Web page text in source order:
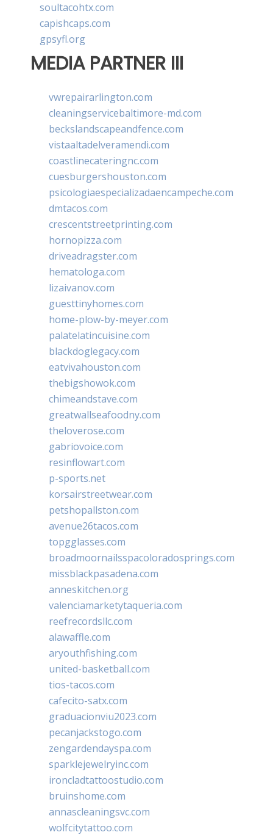
soultacohtx.com
capishcaps.com
gpsyfl.org
MEDIA PARTNER III
vwrepairarlington.com
cleaningservicebaltimore-md.com
beckslandscapeandfence.com
vistaaltadelveramendi.com
coastlinecateringnc.com
cuesburgershouston.com
psicologiaespecializadaencampeche.com
dmtacos.com
crescentstreetprinting.com
hornopizza.com
driveadragster.com
hematologa.com
lizaivanov.com
guesttinyhomes.com
home-plow-by-meyer.com
palatelatincuisine.com
blackdoglegacy.com
eatvivahouston.com
thebigshowok.com
chimeandstave.com
greatwallseafoodny.com
theloverose.com
gabriovoice.com
resinflowart.com
p-sports.net
korsairstreetwear.com
petshopallston.com
avenue26tacos.com
topgglasses.com
broadmoornailsspacoloradosprings.com
missblackpasadena.com
anneskitchen.org
valenciamarketytaqueria.com
reefrecordsllc.com
alawaffle.com
aryouthfishing.com
united-basketball.com
tios-tacos.com
cafecito-satx.com
graduacionviu2023.com
pecanjackstogo.com
zengardendayspa.com
sparklejewelryinc.com
ironcladtattoostudio.com
bruinshome.com
annascleaningsvc.com
wolfcitytattoo.com